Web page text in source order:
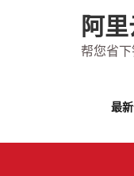
阿
帮您省
最